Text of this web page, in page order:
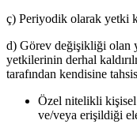
ç) Periyodik olarak yetki
d) Görev değişikliği olan
yetkilerinin derhal
tarafından kendisine
Özel nitelikli
ve/veya erişildiği